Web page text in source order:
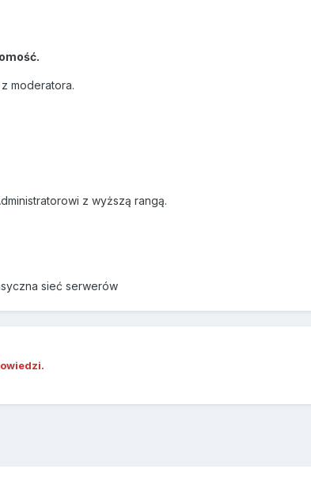
moderatora.
z wyższą rangą.
sieć serwerów